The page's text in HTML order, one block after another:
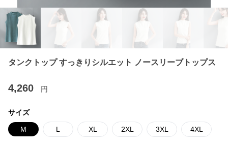
タンクトップ すっきりシルエット ノースリーブトップス
4,260 円
サイズ
M L XL 2XL 3XL 4XL